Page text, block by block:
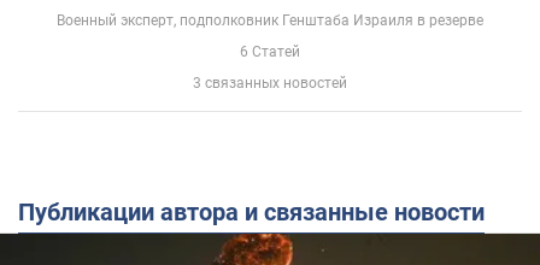
Военный эксперт, подполковник Генштаба Израиля в резерве
6 Статей
3 связанных новостей
Публикации автора и связанные новости